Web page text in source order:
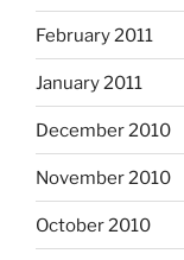
February 2011
January 2011
December 2010
November 2010
October 2010